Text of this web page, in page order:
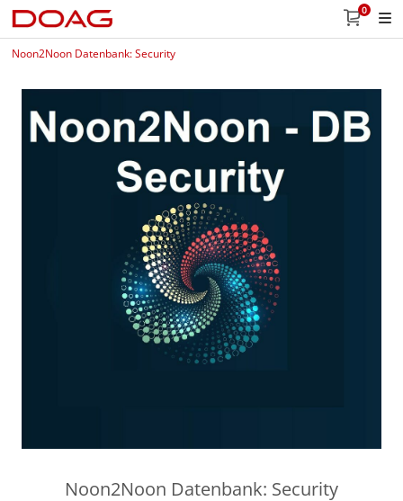
0
Noon2Noon Datenbank: Security
Noon2Noon Datenbank: Security